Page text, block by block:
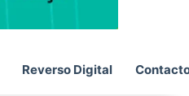
Reverso Digital